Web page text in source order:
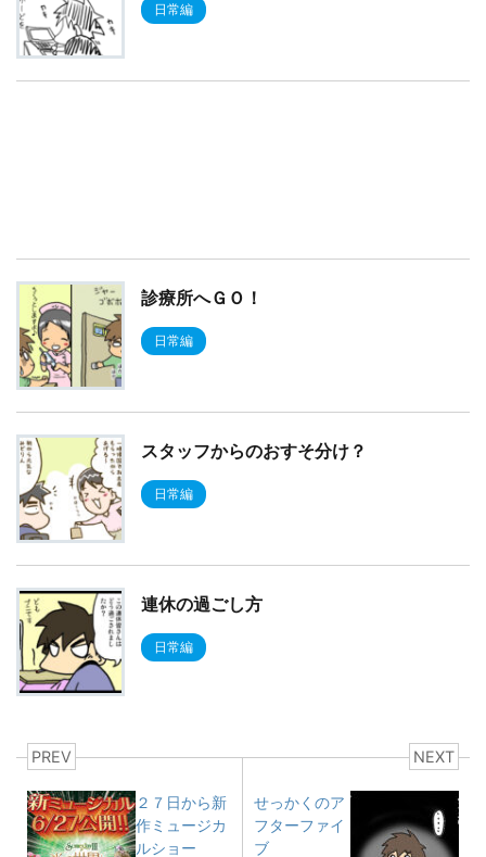
日常編
診療所へＧＯ！
日常編
スタッフからのおすそ分け？
日常編
連休の過ごし方
日常編
PREV
２７日から新
作ミュージカ
ルショー
NEXT
せっかくのア
フターファイ
ブ